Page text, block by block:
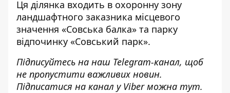
Ця ділянка входить в охоронну зону
ландшафтного заказника місцевого
значення «Совська балка» та парку
відпочинку «Совський парк».
Підписуйтесь на наш Telegram-канал, щоб
не пропустити важливих новин.
Підписатися на канал у Viber можна тут.